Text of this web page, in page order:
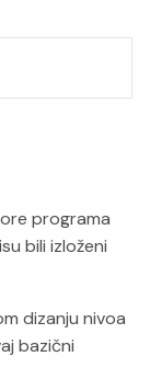
programa
bili izloženi
dizanju nivoa
bazični